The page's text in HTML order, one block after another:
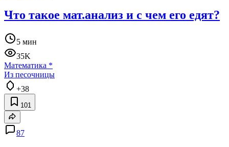
Что такое мат.анализ и с чем его едят?
5 мин
35K
Математика *
Из песочницы
+38
101
87